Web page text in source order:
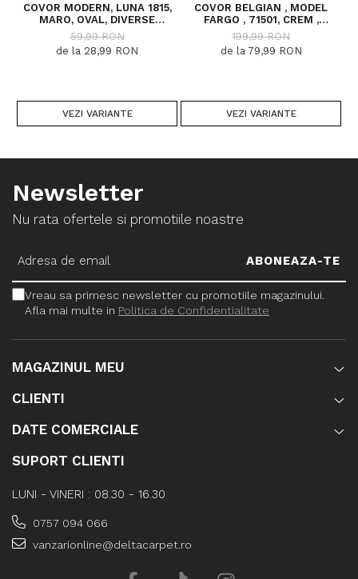
COVOR MODERN, LUNA 1815,
MARO, OVAL, DIVERSE
DIMENSIUNI, 1300 GR/MP
59,99 RON
de la 28,99 RON
VEZI VARIANTE
COVOR BELGIAN , MODEL
FARGO , 71501, CREM ,
DIVERSE DIMENSIUNI
199,99 RON
de la 79,99 RON
VEZI VARIANTE
Newsletter
Nu rata ofertele si promotiile noastre
Vreau sa primesc newsletter cu promotiile magazinului.
Afla mai multe in Politica de Confidentialitate
MAGAZINUL MEU
CLIENTI
DATE COMERCIALE
SUPORT CLIENTI
LUNI - VINERI : 08.30 - 16.30
0757 094 066
vanzarionline@deltacarpet.ro